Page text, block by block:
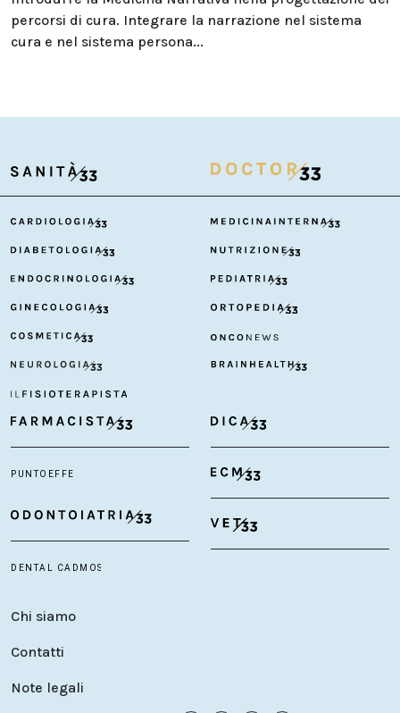
percorsi di cura. Integrare la narrazione nel sistema
cura e nel sistema persona...
Chi siamo
Contatti
Note legali